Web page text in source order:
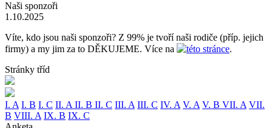
Naši sponzoři
1.10.2025
Víte, kdo jsou naši sponzoři? Z 99% je tvoří naši rodiče (příp. jejich
firmy) a my jim za to DĚKUJEME. Více na
této stránce.
Stránky tříd
I. A I. B I. C II. A II. B II. C III. A III. C IV. A V. A V. B VII. A VII.
B VIII. A IX. B IX. C